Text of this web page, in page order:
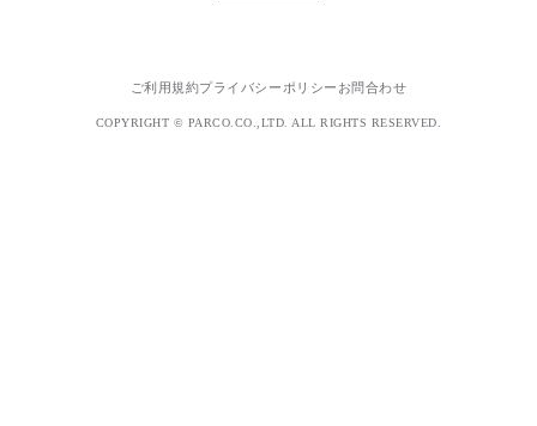
ご利用規約プライバシーポリシー お問合わせ
COPYRIGHT © PARCO.CO.,LTD. ALL RIGHTS RESERVED.